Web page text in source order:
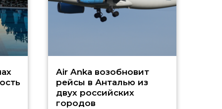
Air Anka возобновит
рейсы в Анталью из
двух российских
городов